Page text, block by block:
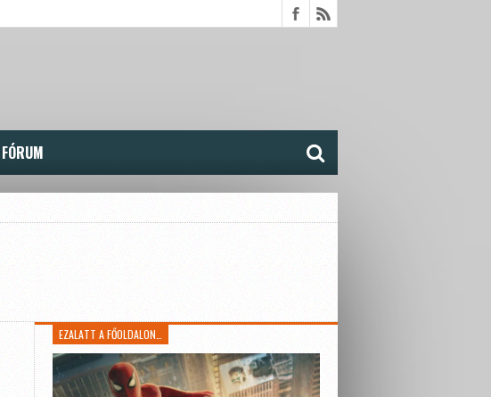
FÓRUM
EZALATT A FŐOLDALON…